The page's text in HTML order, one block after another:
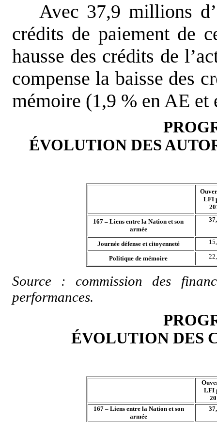
Avec 37,9 millions
crédits de paiement de
hausse des crédits de
compense la baisse des
mémoire (1,9 % en AE et
ÉVOLUTION DES
LFI
167 – Liens entre la Nation et son
armée
Journée défense et citoyenneté
Politique de mémoire
Source : commission des
performances.
ÉVOLUTION DES
LFI
167 – Liens entre la Nation et son
armée